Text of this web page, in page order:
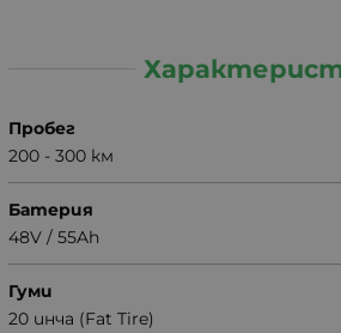
Пробег
200 - 300 км
Батерия
48V / 55Ah
Гуми
20 инча (Fat Tire)